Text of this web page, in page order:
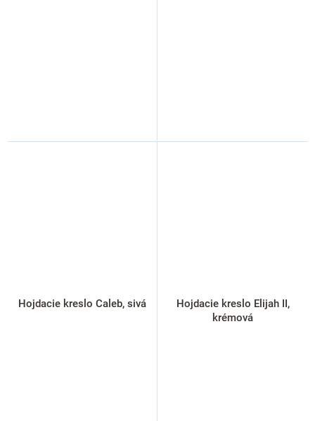
Hojdacie kreslo Caleb, sivá
Hojdacie kreslo Elijah II,
krémová